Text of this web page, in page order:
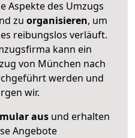
Aspekte des Umzugs
zu organisieren, um
reibungslos verläuft.
kann ein
von München nach
werden und
wir.
ausund erhalten
Angebote